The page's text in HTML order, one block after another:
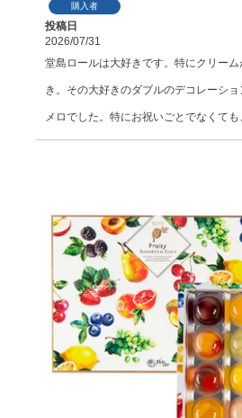
購入者
投稿日
2026/07/31
堂島ロールは大好きです。特にクリー
き。その大好きのダブルのデコレーシ
メロでした。特にお祝いごとでなくても